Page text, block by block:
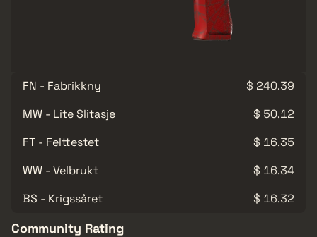
FN - Fabrikkny
$ 240.39
MW - Lite Slitasje
$ 50.12
FT - Felttestet
$ 16.35
WW - Velbrukt
$ 16.34
BS - Krigssåret
$ 16.32
Community Rating